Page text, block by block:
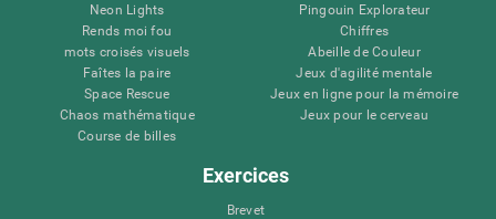
Neon Lights
Rends moi fou
mots croisés visuels
Faîtes la paire
Space Rescue
Chaos mathématique
Course de billes
Pingouin Explorateur
Chiffres
Abeille de Couleur
Jeux d'agilité mentale
Jeux en ligne pour la mémoire
Jeux pour le cerveau
Exercices
Brevet